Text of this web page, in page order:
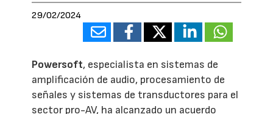
29/02/2024
Powersoft, especialista en sistemas de
amplificación de audio, procesamiento de
señales y sistemas de transductores para el
sector pro-AV, ha alcanzado un acuerdo